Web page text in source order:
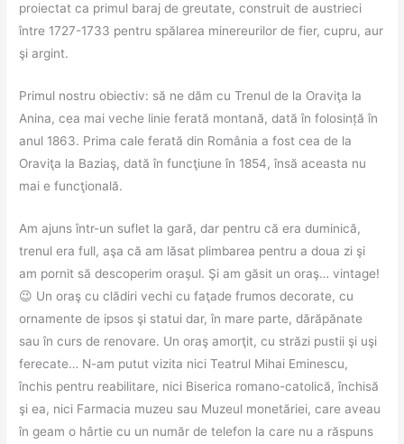
proiectat ca primul baraj de greutate, construit de austrieci
între 1727-1733 pentru spălarea minereurilor de fier, cupru, aur
şi argint.
Primul nostru obiectiv: să ne dăm cu Trenul de la Oraviţa la
Anina, cea mai veche linie ferată montană, dată în folosință în
anul 1863. Prima cale ferată din România a fost cea de la
Oraviţa la Baziaş, dată în funcţiune în 1854, însă aceasta nu
mai e funcţională.
Am ajuns într-un suflet la gară, dar pentru că era duminică,
trenul era full, aşa că am lăsat plimbarea pentru a doua zi şi
am pornit să descoperim oraşul. Şi am găsit un oraş… vintage!
😉 Un oraş cu clădiri vechi cu faţade frumos decorate, cu
ornamente de ipsos şi statui dar, în mare parte, dărăpănate
sau în curs de renovare. Un oraş amorţit, cu străzi pustii şi uşi
ferecate… N-am putut vizita nici Teatrul Mihai Eminescu,
închis pentru reabilitare, nici Biserica romano-catolică, închisă
şi ea, nici Farmacia muzeu sau Muzeul monetăriei, care aveau
în geam o hârtie cu un număr de telefon la care nu a răspuns